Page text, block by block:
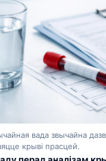
вада звычайна
крыві прасцей.